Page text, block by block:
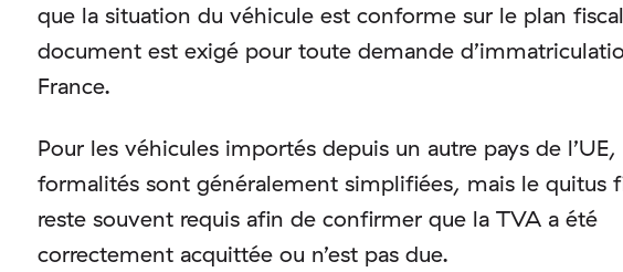
que la situation du véhicule est conforme sur le plan
document est exigé pour toute demande
France.
Pour les véhicules importés depuis un autre pays de l’UE,
formalités sont généralement simplifiées, mais le quitus
reste souvent requis afin de confirmer que la TVA a été
correctement acquittée ou n’est pas due.